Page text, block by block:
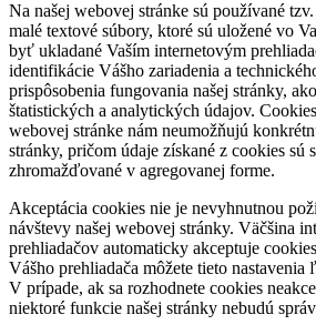
Na našej webovej stránke sú používané
malé textové súbory, ktoré sú uložené vo
byť ukladané Vaším internetovým
identifikácie Vášho zariadenia a
prispôsobenia fungovania našej stránky,
štatistických a analytických údajov.
webovej stránke nám neumožňujú
stránky, pričom údaje získané z cookies sú
zhromažďované v agregovanej forme.
Akceptácia cookies nie je nevyhnutnou
návštevy našej webovej stránky. Väčšina
prehliadačov automaticky akceptuje
Vášho prehliadača môžete tieto
V prípade, ak sa rozhodnete cookies
niektoré funkcie našej stránky nebudú